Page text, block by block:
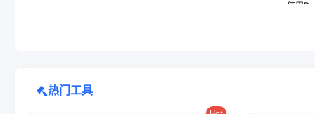
热门工具